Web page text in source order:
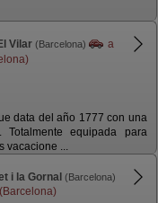
Vilar (Barcelona)
a
data del año 1777 con una
equipada para
vacacione ...
i la Gornal (Barcelona)